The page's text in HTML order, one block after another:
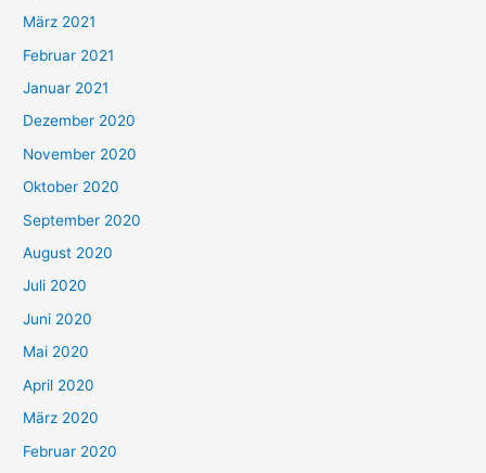
März 2021
Februar 2021
Januar 2021
Dezember 2020
November 2020
Oktober 2020
September 2020
August 2020
Juli 2020
Juni 2020
Mai 2020
April 2020
März 2020
Februar 2020